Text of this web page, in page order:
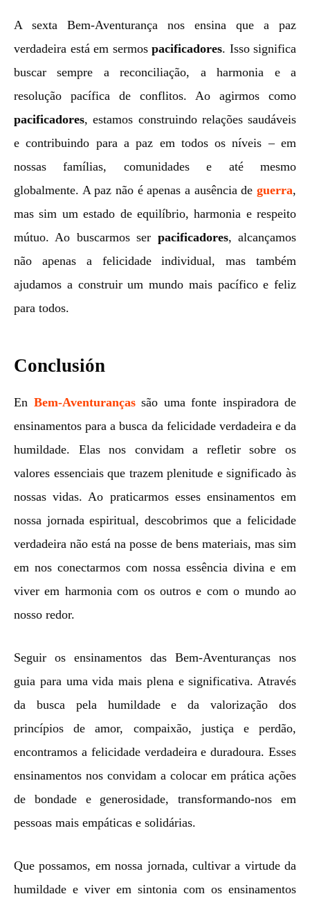
A sexta Bem-Aventurança nos ensina que a paz
verdadeira está em sermos pacificadores. Isso significa
buscar sempre a reconciliação, a harmonia e a
resolução pacífica de conflitos. Ao agirmos como
pacificadores, estamos construindo relações saudáveis
e contribuindo para a paz em todos os níveis – em
nossas famílias, comunidades e até mesmo
globalmente. A paz não é apenas a ausência de guerra,
mas sim um estado de equilíbrio, harmonia e respeito
mútuo. Ao buscarmos ser pacificadores, alcançamos
não apenas a felicidade individual, mas também
ajudamos a construir um mundo mais pacífico e feliz
para todos.
Conclusión
En Bem-Aventurançassão uma fonte inspiradora de
ensinamentos para a busca da felicidade verdadeira e da
humildade. Elas nos convidam a refletir sobre os
valores essenciais que trazem plenitude e significado às
nossas vidas. Ao praticarmos esses ensinamentos em
nossa jornada espiritual, descobrimos que a felicidade
verdadeira não está na posse de bens materiais, mas sim
em nos conectarmos com nossa essência divina e em
viver em harmonia com os outros e com o mundo ao
nosso redor.
Seguir os ensinamentos das Bem-Aventuranças nos
guia para uma vida mais plena e significativa. Através
da busca pela humildade e da valorização dos
princípios de amor, compaixão, justiça e perdão,
encontramos a felicidade verdadeira e duradoura. Esses
ensinamentos nos convidam a colocar em prática ações
de bondade e generosidade, transformando-nos em
pessoas mais empáticas e solidárias.
Que possamos, em nossa jornada, cultivar a virtude da
humildade e viver em sintonia com os ensinamentos